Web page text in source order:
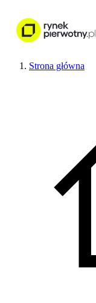
Strona główna